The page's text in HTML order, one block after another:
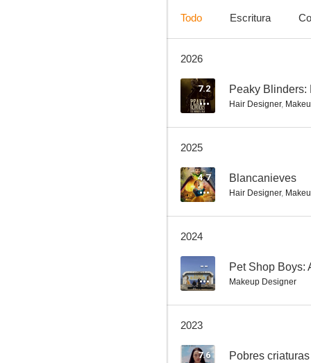
7.5
Todo Escritura
2026
7.2 Peaky Blinders:
Hair Designer,
2025
4.7 Blancanieves
Hair Designer,
2024
-- Pet Shop Boys:
Makeup Designer
2023
7.6 Pobres criaturas